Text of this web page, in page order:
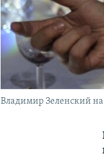
Владимир Зеленский